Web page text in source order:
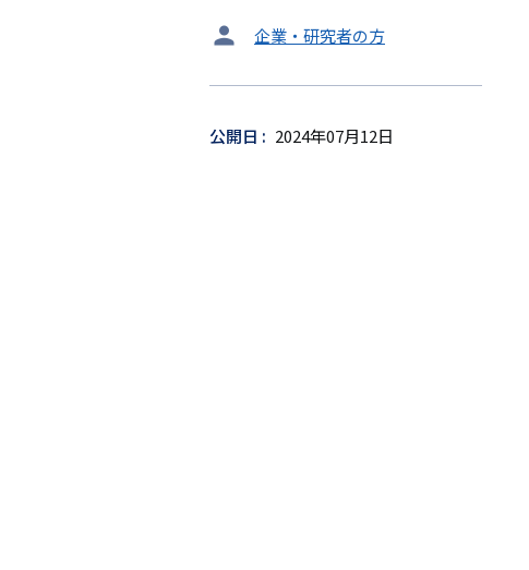
タ
ッ
企業・研究者の方
公開日 2024年07月12日